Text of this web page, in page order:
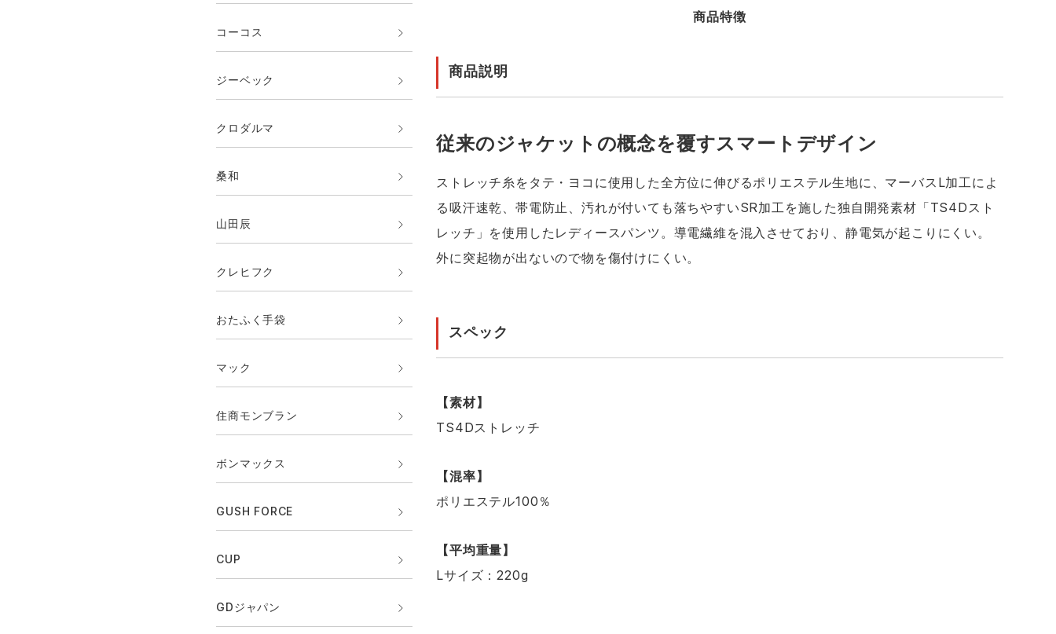
コーコス
ジーベック
クロダルマ
桑和
山田辰
クレヒフク
おたふく手袋
マック
住商モンブラン
ボンマックス
GUSH FORCE
CUP
GDジャパン
商品特徴
商品説明
従来のジャケットの概念を覆すスマートデザイン
ストレッチ糸をタテ・ヨコに使用した全方位に伸びるポリエステル生地に、マーバスL加工によ
る吸汗速乾、帯電防止、汚れが付いても落ちやすいSR加工を施した独自開発素材「TS4Dスト
レッチ」を使用したレディースパンツ。導電繊維を混入させており、静電気が起こりにくい。
外に突起物が出ないので物を傷付けにくい。
スペック
【素材】
TS4Dストレッチ
【混率】
ポリエステル100％
【平均重量】
Lサイズ：220g